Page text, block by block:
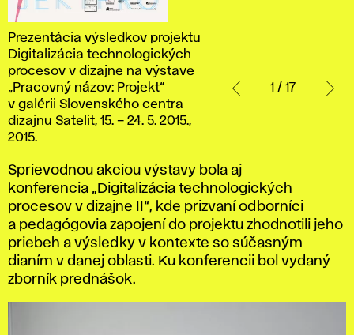
Prezentácia
výsledkov
projektu
Digitalizácia
technologických
procesov
v dizajne
výstave
„Pracovný
názov:
Projekt“
v galérii
Slovenského
centra
dizajnu
Prezentácia výsledkov projektu
Digitalizácia technologických
procesov v dizajne na výstave
„Pracovný názov: Projekt“
v galérii Slovenského centra
dizajnu Satelit, 15. – 24. 5. 2015.,
2015.
1 / 17
Sprievodnou akciou výstavy bola aj
konferencia „Digitalizácia technologických
procesov v dizajne II“, kde prizvaní odborníci
a pedagógovia zapojení do projektu zhodnotili jeho
priebeh a výsledky v kontexte so súčasným
dianím v danej oblasti. Ku konferencii bol vydaný
zborník prednášok.